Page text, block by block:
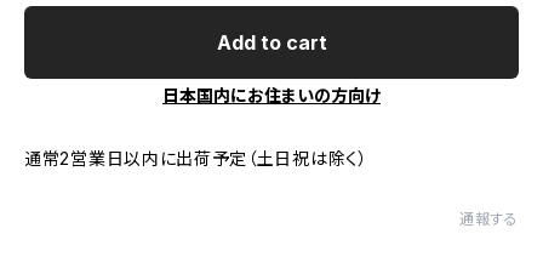
Add to cart
日本国内にお住まいの方向け
通常2営業日以内に出荷予定（土日祝は除く）
通報する